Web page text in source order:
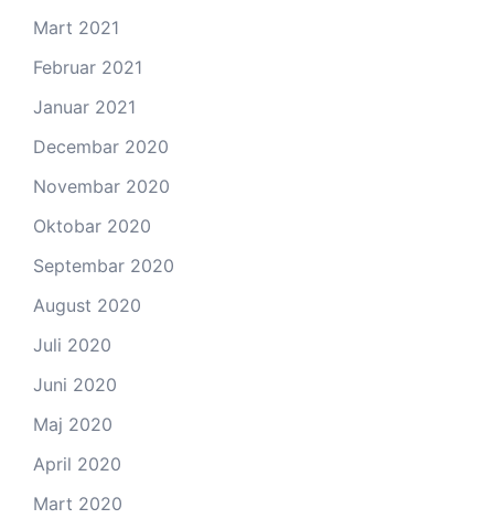
Mart 2021
Februar 2021
Januar 2021
Decembar 2020
Novembar 2020
Oktobar 2020
Septembar 2020
August 2020
Juli 2020
Juni 2020
Maj 2020
April 2020
Mart 2020